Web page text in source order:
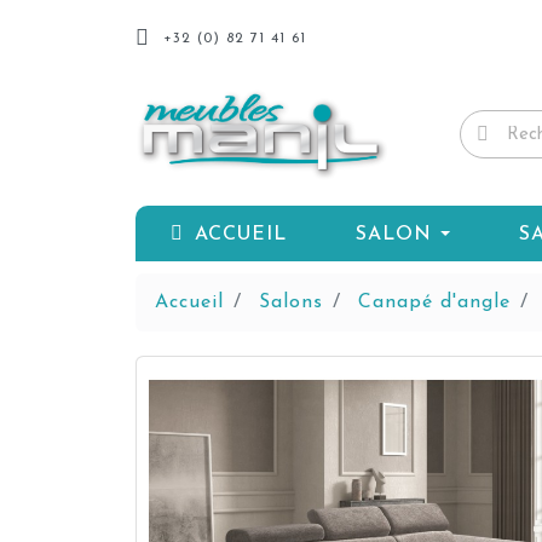
+32 (0) 82 71 41 61
ACCUEIL SALON
Accueil Salons Canapé d'angle